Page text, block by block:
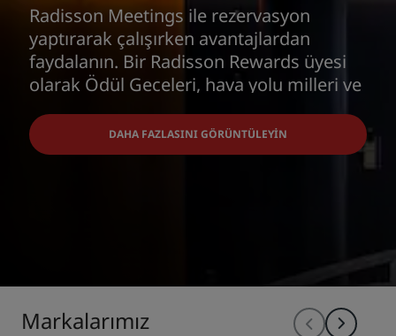
Radisson Meetings ile rezervasyon
yaptırarak çalışırken avantajlardan
faydalanın. Bir Radisson Rewards üyesi
olarak Ödül Geceleri, hava yolu milleri ve
özel fırsatların keyfini çıkarın.
DAHA FAZLASINI GÖRÜNTÜLEYIN
Markalarımız